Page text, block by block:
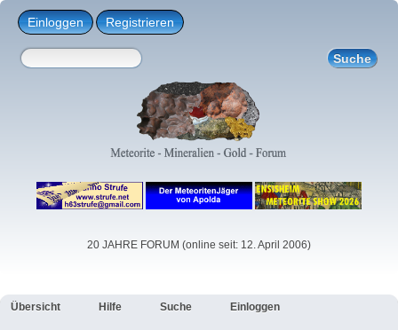
Einloggen Registrieren
20 JAHRE FORUM (online seit: 12. April 2006)
Übersicht Hilfe Suche Einloggen